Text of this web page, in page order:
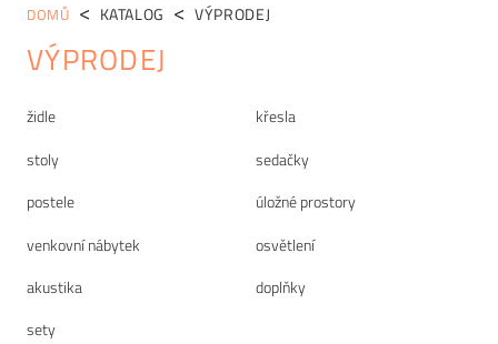
Kategorie
židle
křesla
stoly
sedačky
postele
úložné prostory
venkovní nábytek
osvětlení
akustika
doplňky
sety
DOMŮ KATALOG VÝPRODEJ
VÝPRODEJ